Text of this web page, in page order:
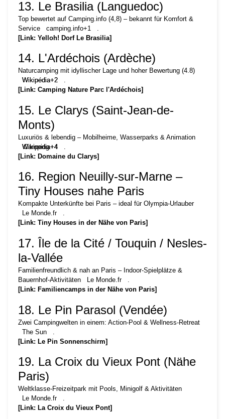
13. Le Brasilia (Languedoc)
Top bewertet auf Camping.info (4,8) – bekannt für Komfort &
Service
camping.info+1
[Link: Yelloh! Dorf Le Brasilia]
14. L'Ardéchois (Ardèche)
Naturcamping mit idyllischer Lage und hoher Bewertung (4.8)
Wikipedia+2
Wikipédia+2
.
[Link: Camping Nature Parc l'Ardéchois]
15. Le Clarys (Saint-Jean-de-
Monts)
Luxuriös & lebendig – Mobilheime, Wasserparks & Animation
Wikipedia+4
Wikipedia+4
Family
Camping
Europe
+4
[Link: Domaine du Clarys]
16. Region Neuilly-sur-Marne –
Tiny Houses nahe Paris
Kompakte Unterkünfte bei Paris – ideal für Olympia-Urlauber
Le Monde.fr
.
[Link: Tiny Houses in der Nähe von Paris]
17. Île de la Cité / Touquin / Nesles-
la-Vallée
Familienfreundlich & nah an Paris – Indoor-Spielplätze &
Bauernhof-Aktivitäten
Le Monde.fr
.
[Link: Familiencamps in der Nähe von Paris]
18. Le Pin Parasol (Vendée)
Zwei Campingwelten in einem: Action-Pool & Wellness-Retreat
The Sun
[Link: Le Pin Sonnenschirm]
19. La Croix du Vieux Pont (Nähe
Paris)
Weltklasse-Freizeitpark mit Pools, Minigolf & Aktivitäten
Le Monde.fr
.
[Link: La Croix du Vieux Pont]